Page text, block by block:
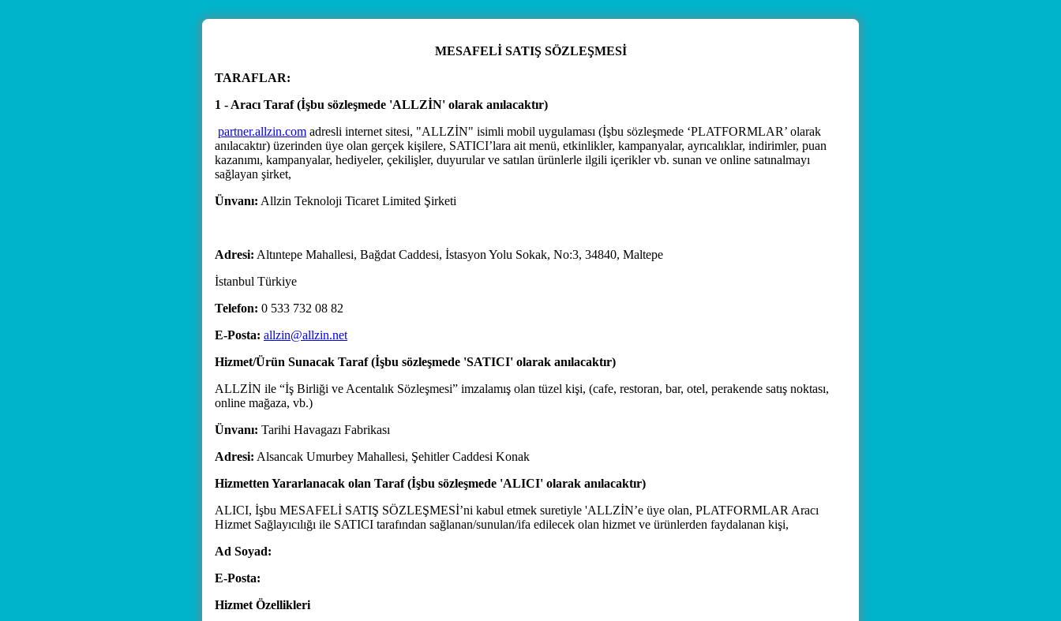
MESAFELİ SATIŞ SÖZLEŞMESİ
TARAFLAR:
1 - Aracı Taraf (İşbu sözleşmede 'ALLZİN' olarak anılacaktır)
partner.allzin.com adresli internet sitesi, "ALLZİN" isimli mobil uygulaması (İşbu sözleşmede ‘PLATFORMLAR’ olarak
anılacaktır) üzerinden üye olan gerçek kişilere, SATICI’lara ait menü, etkinlikler, kampanyalar, ayrıcalıklar, indirimler, puan
kazanımı, kampanyalar, hediyeler, çekilişler, duyurular ve satılan ürünlerle ilgili içerikler vb. sunan ve online satınalmayı
sağlayan şirket,
Ünvanı: Allzin Teknoloji Ticaret Limited Şirketi
Adresi: Altıntepe Mahallesi, Bağdat Caddesi, İstasyon Yolu Sokak, No:3, 34840, Maltepe
İstanbul Türkiye
Telefon: 0 533 732 08 82
E-Posta: allzin@allzin.net
Hizmet/Ürün Sunacak Taraf (İşbu sözleşmede 'SATICI' olarak anılacaktır)
ALLZİN ile “İş Birliği ve Acentalık Sözleşmesi” imzalamış olan tüzel kişi, (cafe, restoran, bar, otel, perakende satış noktası,
online mağaza, vb.)
Ünvanı: Tarihi Havagazı Fabrikası
Adresi: Alsancak Umurbey Mahallesi, Şehitler Caddesi Konak
Hizmetten Yararlanacak olan Taraf (İşbu sözleşmede 'ALICI' olarak anılacaktır)
ALICI, İşbu MESAFELİ SATIŞ SÖZLEŞMESİ’ni kabul etmek suretiyle 'ALLZİN’e üye olan, PLATFORMLAR Aracı
Hizmet Sağlayıcılığı ile SATICI tarafından sağlanan/sunulan/ifa edilecek olan hizmet ve ürünlerden faydalanan kişi,
Ad Soyad:
E-Posta:
Hizmet Özellikleri